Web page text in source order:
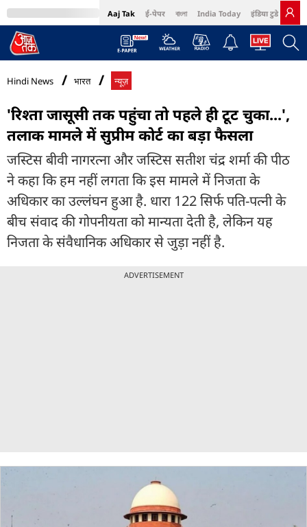
Aaj Tak ई-पेपर বাংলা India Today इंडिया टुडे हिंदी
MumbaiTak Cosmopolitan Harper's Bazaar Northeast
Hindi News भारत न्यूज़
'रिश्ता जासूसी तक पहुंचा तो पहले ही टूट चुका...',
तलाक मामले में सुप्रीम कोर्ट का बड़ा फैसला
जस्टिस बीवी नागरत्ना और जस्टिस सतीश चंद्र शर्मा की पीठ
ने कहा कि हम नहीं लगता कि इस मामले में निजता के
अधिकार का उल्लंघन हुआ है. धारा 122 सिर्फ पति-पत्नी के
बीच संवाद की गोपनीयता को मान्यता देती है, लेकिन यह
निजता के संवैधानिक अधिकार से जुड़ा नहीं है.
ADVERTISEMENT